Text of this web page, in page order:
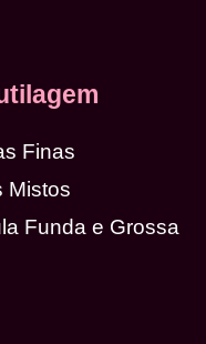
Finas
Mistos
Funda e Grossa